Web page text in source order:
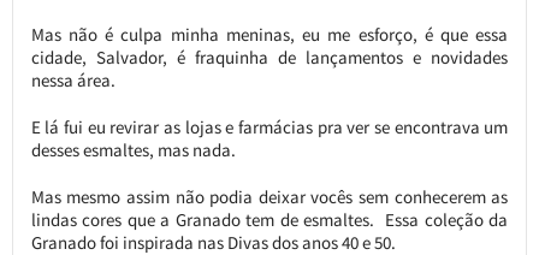
Mas não é culpa minha meninas, eu me esforço, é que essa
cidade, Salvador, é fraquinha de lançamentos e novidades
nessa área.
E lá fui eu revirar as lojas e farmácias pra ver se encontrava um
desses esmaltes, mas nada.
Mas mesmo assim não podia deixar vocês sem conhecerem as
lindas cores que a Granado tem de esmaltes. Essa coleção da
Granado foi inspirada nas Divas dos anos 40 e 50.